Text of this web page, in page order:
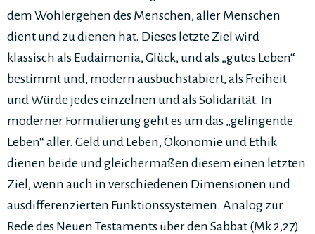
dem Wohlergehen des Menschen, aller Menschen
dient und zu dienen hat. Dieses letzte Ziel wird
klassisch als Eudaimonia, Glück, und als „gutes Leben“
bestimmt und, modern ausbuchstabiert, als Freiheit
und Würde jedes einzelnen und als Solidarität. In
moderner Formulierung geht es um das „gelingende
Leben“ aller. Geld und Leben, Ökonomie und Ethik
dienen beide und gleichermaßen diesem einen letzten
Ziel, wenn auch in verschiedenen Dimensionen und
ausdifferenzierten Funktionssystemen. Analog zur
Rede des Neuen Testaments über den Sabbat (Mk 2,27)